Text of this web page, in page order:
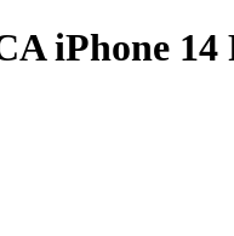
iPhone